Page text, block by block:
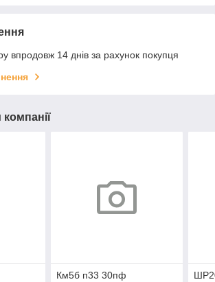
впродовж 14 днів за рахунок покупця
компанії
Км5б п33 30пф